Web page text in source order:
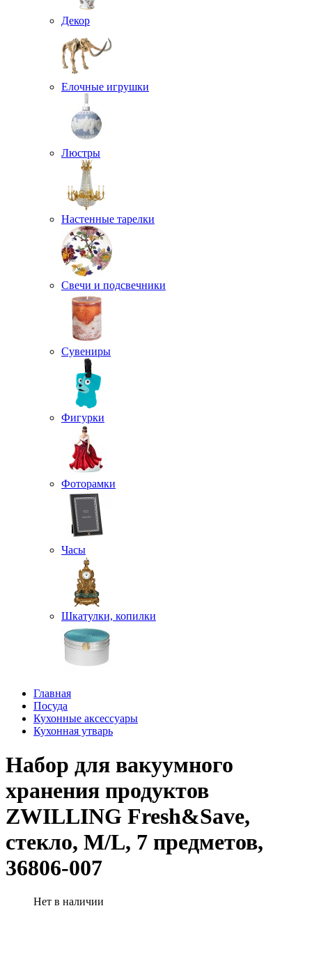
Декор
Елочные игрушки
Люстры
Настенные тарелки
Свечи и подсвечники
Сувениры
Фигурки
Фоторамки
Часы
Шкатулки, копилки
Главная
Посуда
Кухонные аксессуары
Кухонная утварь
Набор для вакуумного
хранения продуктов
ZWILLING Fresh&Save,
стекло, M/L, 7 предметов,
36806-007
Нет в наличии